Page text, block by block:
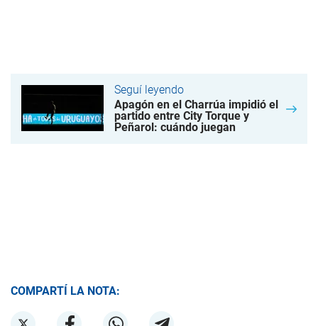
Seguí leyendo
Apagón en el Charrúa impidió el
partido entre City Torque y
Peñarol: cuándo juegan
COMPARTÍ LA NOTA: